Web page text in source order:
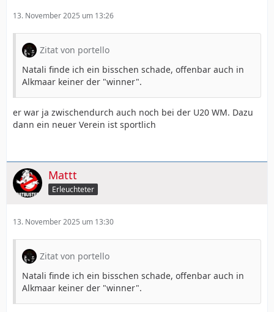
13. November 2025 um 13:26
Zitat von portello
Natali finde ich ein bisschen schade, offenbar auch in
Alkmaar keiner der "winner".
er war ja zwischendurch auch noch bei der U20 WM. Dazu
dann ein neuer Verein ist sportlich
Mattt
Erleuchteter
13. November 2025 um 13:30
Zitat von portello
Natali finde ich ein bisschen schade, offenbar auch in
Alkmaar keiner der "winner".